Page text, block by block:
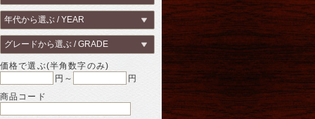
価格で選ぶ(半角数字のみ)
円～
円
商品コード